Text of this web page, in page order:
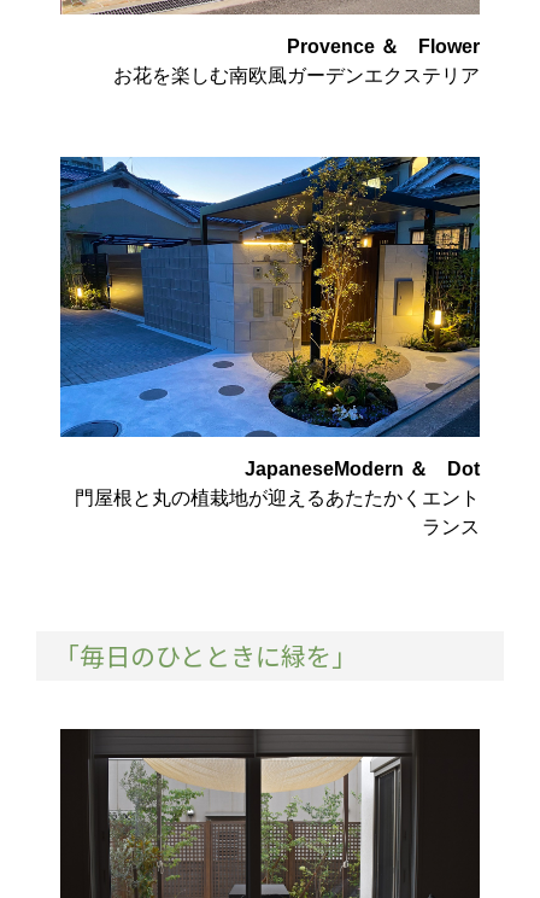
Provence ＆ Flower
お花を楽しむ南欧風ガーデンエクステリア
JapaneseModern ＆ Dot
門屋根と丸の植栽地が迎えるあたたかくエント
ランス
「毎日のひとときに緑を」